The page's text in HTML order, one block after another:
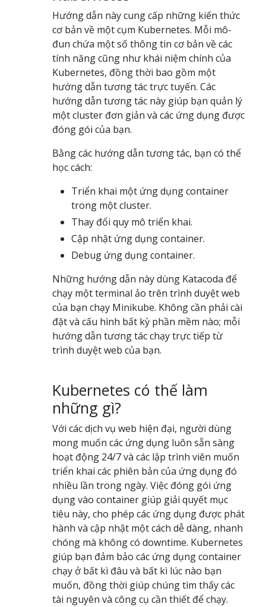
Hướng dẫn này cung cấp những kiến thức
cơ bản về một cụm Kubernetes. Mỗi mô-
đun chứa một số thông tin cơ bản về các
tính năng cũng như khái niệm chính của
Kubernetes, đồng thời bao gồm một
hướng dẫn tương tác trực tuyến. Các
hướng dẫn tương tác này giúp bạn quản lý
một cluster đơn giản và các ứng dụng được
đóng gói của bạn.
Bằng các hướng dẫn tương tác, bạn có thể
học cách:
Triển khai một ứng dụng container
trong một cluster.
Thay đổi quy mô triển khai.
Cập nhật ứng dụng container.
Debug ứng dụng container.
Những hướng dẫn này dùng Katacoda để
chạy một terminal ảo trên trình duyệt web
của bạn chạy Minikube. Không cần phải cài
đặt và cấu hình bất kỳ phần mềm nào; mỗi
hướng dẫn tương tác chạy trực tiếp từ
trình duyệt web của bạn.
Kubernetes có thế làm
những gì?
Với các dịch vụ web hiện đại, người dùng
mong muốn các ứng dụng luôn sẵn sàng
hoạt động 24/7 và các lập trình viên muốn
triển khai các phiên bản của ứng dụng đó
nhiều lần trong ngày. Việc đóng gói ứng
dụng vào container giúp giải quyết mục
tiêu này, cho phép các ứng dụng được phát
hành và cập nhật một cách dễ dàng, nhanh
chóng mà không có downtime. Kubernetes
giúp bạn đảm bảo các ứng dụng container
chạy ở bất kì đâu và bất kì lúc nào bạn
muốn, đồng thời giúp chúng tìm thấy các
tài nguyên và công cụ cần thiết để chạy.